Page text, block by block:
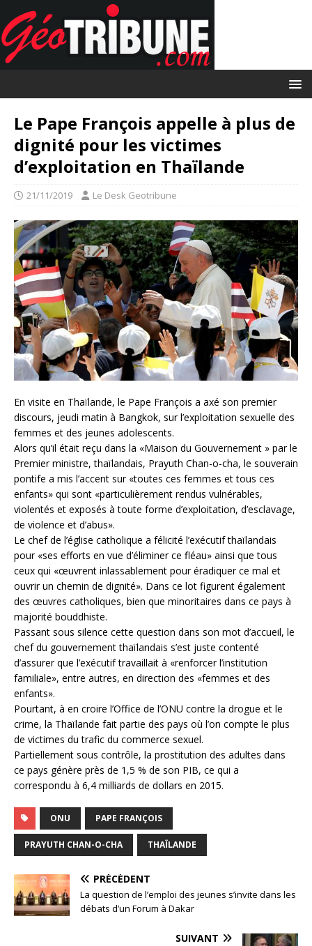
Le Pape François appelle à plus de
dignité pour les victimes
d’exploitation en Thaïlande
21/11/2019 Le Desk Geotribune
En visite en Thaïlande, le Pape François a axé son premier
discours, jeudi matin à Bangkok, sur l’exploitation sexuelle des
femmes et des jeunes adolescents.
Alors qu’il était reçu dans la «Maison du Gouvernement » par le
Premier ministre, thaïlandais, Prayuth Chan-o-cha, le souverain
pontife a mis l’accent sur «toutes ces femmes et tous ces
enfants» qui sont «particulièrement rendus vulnérables,
violentés et exposés à toute forme d’exploitation, d’esclavage,
de violence et d’abus».
Le chef de l’église catholique a félicité l’exécutif thaïlandais
pour «ses efforts en vue d’éliminer ce fléau» ainsi que tous
ceux qui «œuvrent inlassablement pour éradiquer ce mal et
ouvrir un chemin de dignité». Dans ce lot figurent également
des œuvres catholiques, bien que minoritaires dans ce pays à
majorité bouddhiste.
Passant sous silence cette question dans son mot d’accueil, le
chef du gouvernement thaïlandais s’est juste contenté
d’assurer que l’exécutif travaillait à «renforcer l’institution
familiale», entre autres, en direction des «femmes et des
enfants».
Pourtant, à en croire l’Office de l’ONU contre la drogue et le
crime, la Thaïlande fait partie des pays où l’on compte le plus
de victimes du trafic du commerce sexuel.
Partiellement sous contrôle, la prostitution des adultes dans
ce pays génère près de 1,5 % de son PIB, ce qui a
correspondu à 6,4 milliards de dollars en 2015.
ONU PAPE FRANÇOIS
PRAYUTH CHAN-O-CHA THAÏLANDE
PRÉCÉDENT
La question de l’emploi des jeunes s’invite dans les
débats d’un Forum à Dakar
SUIVANT